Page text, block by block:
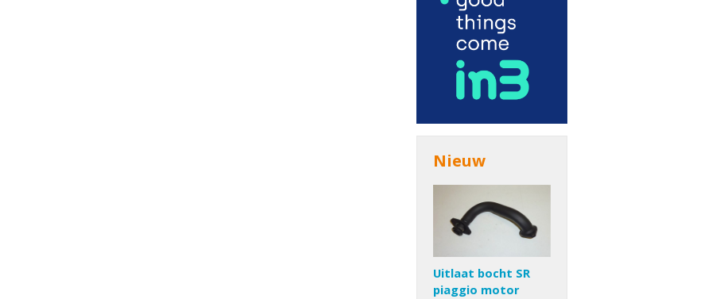
Nieuw
Uitlaat bocht SR
piaggio motor